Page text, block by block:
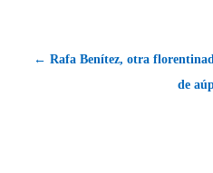
← Rafa Benítez, otra
de